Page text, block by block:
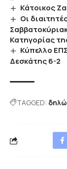
Κάτοικος
Οι
Κατηγορίας
Κύπελλο
Δεσκάτης 6-2
TAGGED: